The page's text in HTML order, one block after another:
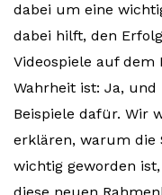
dabei um eine
dabei hilft, den
Videospiele auf dem
Wahrheit ist: Ja,
Beispiele dafür. Wir
erklären, warum die
wichtig geworden